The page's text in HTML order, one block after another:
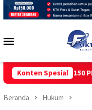
Loncat
Konten Spesial
150 PESERTA
Beranda Hukum